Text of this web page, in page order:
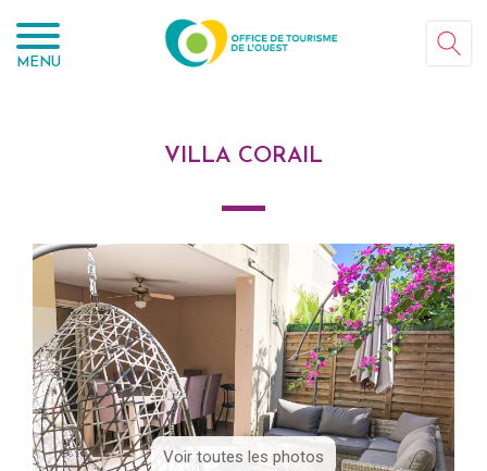
MENU
VILLA CORAIL
Voir toutes les photos